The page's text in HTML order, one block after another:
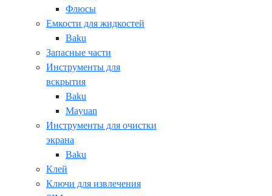
Флюсы
Емкости для жидкостей
Baku
Запасные части
Инструменты для
вскрытия
Baku
Mayuan
Инструменты для очистки
экрана
Baku
Клей
Ключи для извлечения